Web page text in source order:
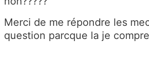
Merci de me répondre les
question parcque la je